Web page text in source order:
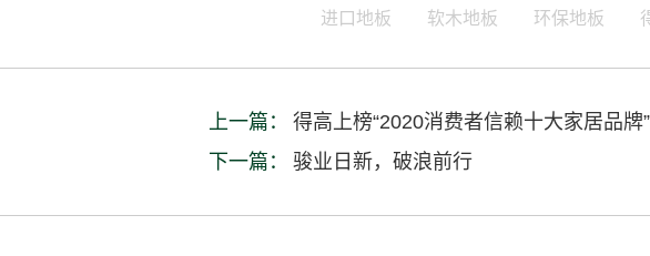
进口地板 软木地板 环保地板
上一篇：
得高上榜“2020消费者信赖十大家居品
下一篇：
骏业日新，破浪前行